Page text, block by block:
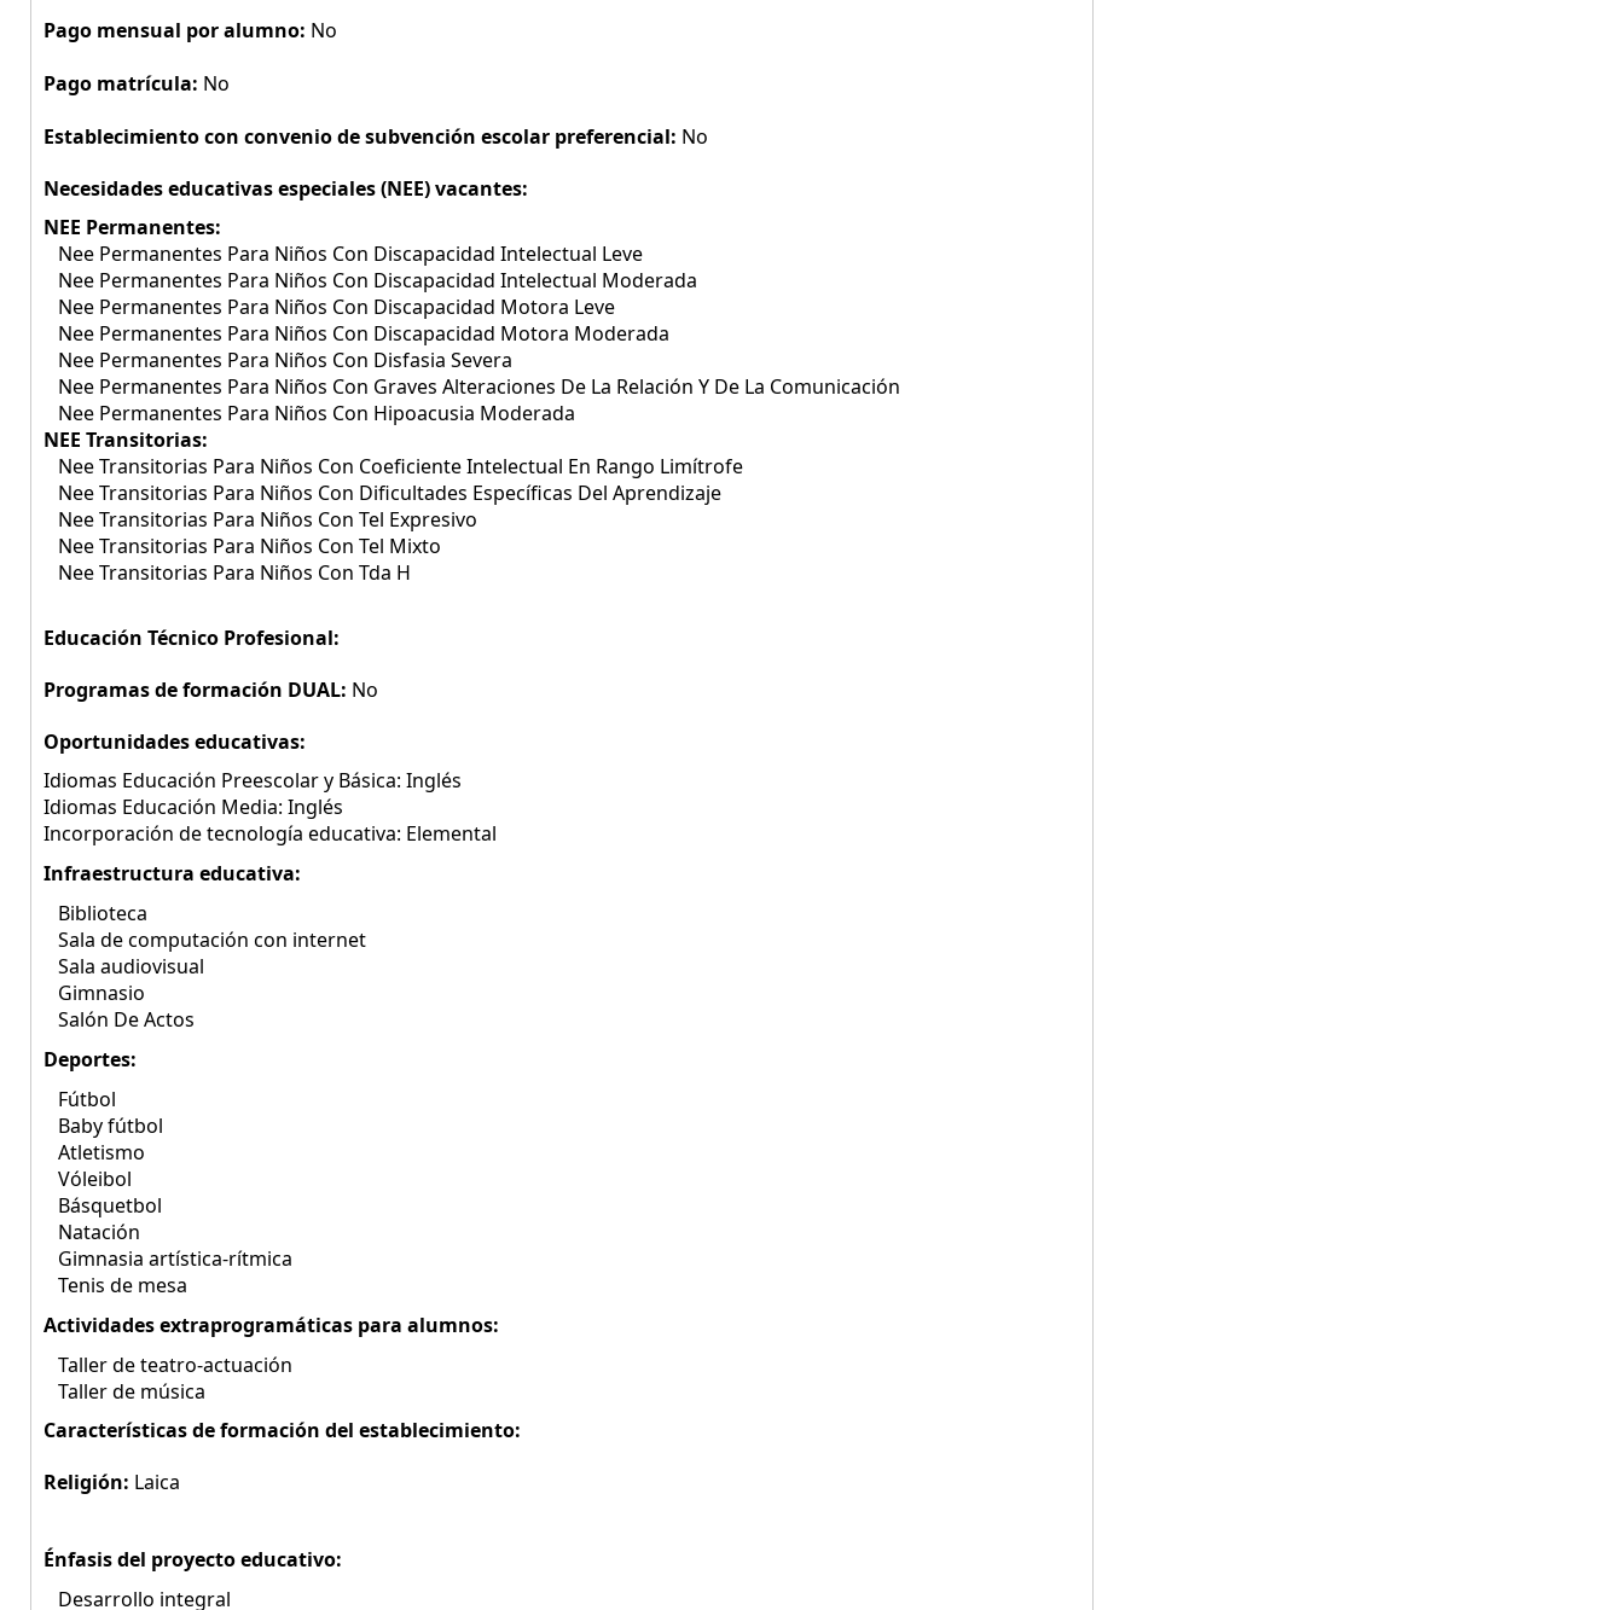
Pago mensual por alumno: No
Pago matrícula: No
Establecimiento con convenio de subvención escolar preferencial: No
Necesidades educativas especiales (NEE) vacantes:
NEE Permanentes:
Nee Permanentes Para Niños Con Discapacidad Intelectual Leve
Nee Permanentes Para Niños Con Discapacidad Intelectual Moderada
Nee Permanentes Para Niños Con Discapacidad Motora Leve
Nee Permanentes Para Niños Con Discapacidad Motora Moderada
Nee Permanentes Para Niños Con Disfasia Severa
Nee Permanentes Para Niños Con Graves Alteraciones De La Relación Y De La Comunicación
Nee Permanentes Para Niños Con Hipoacusia Moderada
NEE Transitorias:
Nee Transitorias Para Niños Con Coeficiente Intelectual En Rango Limítrofe
Nee Transitorias Para Niños Con Dificultades Específicas Del Aprendizaje
Nee Transitorias Para Niños Con Tel Expresivo
Nee Transitorias Para Niños Con Tel Mixto
Nee Transitorias Para Niños Con Tda H
Educación Técnico Profesional:
Programas de formación DUAL: No
Oportunidades educativas:
Idiomas Educación Preescolar y Básica: Inglés
Idiomas Educación Media: Inglés
Incorporación de tecnología educativa: Elemental
Infraestructura educativa:
Biblioteca
Sala de computación con internet
Sala audiovisual
Gimnasio
Salón De Actos
Deportes:
Fútbol
Baby fútbol
Atletismo
Vóleibol
Básquetbol
Natación
Gimnasia artística-rítmica
Tenis de mesa
Actividades extraprogramáticas para alumnos:
Taller de teatro-actuación
Taller de música
Características de formación del establecimiento:
Religión: Laica
Énfasis del proyecto educativo:
Desarrollo integral